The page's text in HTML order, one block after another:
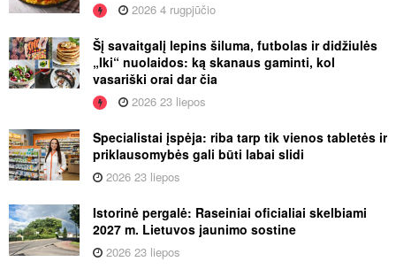
2026 4 rugpjūčio
Šį savaitgalį lepins šiluma, futbolas ir didžiulės
„Iki“ nuolaidos: ką skanaus gaminti, kol
vasariški orai dar čia
2026 23 liepos
Specialistai įspėja: riba tarp tik vienos tabletės ir
priklausomybės gali būti labai slidi
2026 23 liepos
Istorinė pergalė: Raseiniai oficialiai skelbiami
2027 m. Lietuvos jaunimo sostine
2026 23 liepos